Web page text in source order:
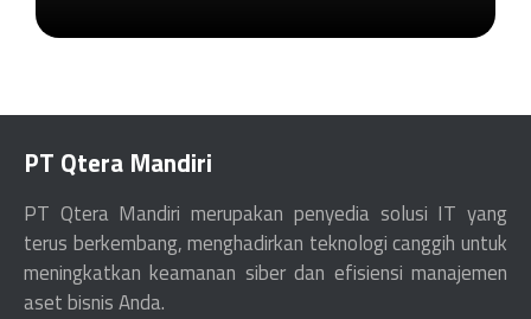
PT Qtera Mandiri
PT Qtera Mandiri merupakan penyedia solusi IT yang
terus berkembang, menghadirkan teknologi canggih untuk
meningkatkan keamanan siber dan efisiensi manajemen
aset bisnis Anda.